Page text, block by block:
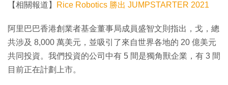
【相關報道】 Rice Robotics 勝出 JUMPSTARTER 2021
阿里巴巴香港創業者基金董事局成員盛智文則指出，戈，總
共涉及 8,000 萬美元，並吸引了來自世界各地的 20 億美元
共同投資。我們投資的公司中有 5 間是獨角獸企業，有 3 間
目前正在計劃上市。